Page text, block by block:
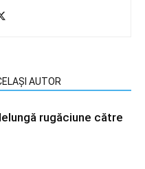
AUTOR
rugăciune către